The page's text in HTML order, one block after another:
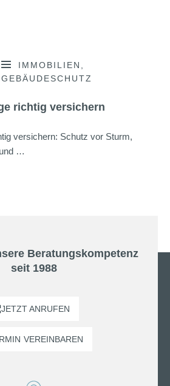
IMMOBILIEN
GEBÄUDESCHUTZ
richtig versichern
versichern: Schutz vor Sturm,
…
Beratungskompetenz
seit 1988
JETZT ANRUFEN
VEREINBAREN